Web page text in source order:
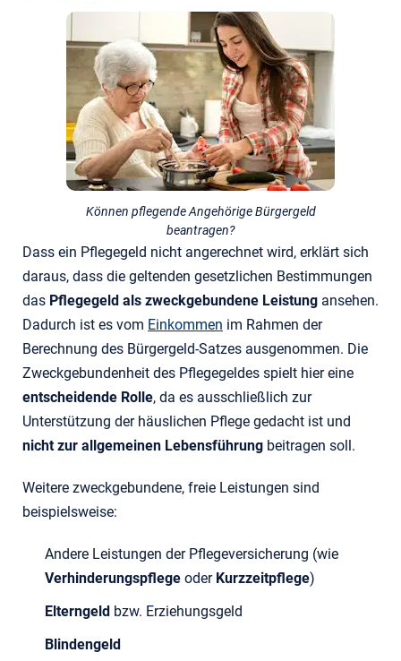
Können pflegende Angehörige Bürgergeld
beantragen?
Dass ein Pflegegeld nicht angerechnet wird, erklärt sich
daraus, dass die geltenden gesetzlichen Bestimmungen
das Pflegegeld als zweckgebundene Leistung ansehen.
Dadurch ist es vom Einkommen im Rahmen der
Berechnung des Bürgergeld-Satzes ausgenommen. Die
Zweckgebundenheit des Pflegegeldes spielt hier eine
entscheidende Rolle, da es ausschließlich zur
Unterstützung der häuslichen Pflege gedacht ist und
nicht zur allgemeinen Lebensführung beitragen soll.
Weitere zweckgebundene, freie Leistungen sind
beispielsweise:
Andere Leistungen der Pflegeversicherung (wie
Verhinderungspflege oder Kurzzeitpflege)
Elterngeld bzw. Erziehungsgeld
Blindengeld